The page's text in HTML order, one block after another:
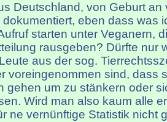
Deutschland, von Geburt an
eben dass was
starten unter Veganern,
rausgeben? Dürfte nur
aus der sog.
voreingenommen sind, dass
gehen um zu stänkern oder
Wird man also kaum alle
ne vernünftige Statistik nicht